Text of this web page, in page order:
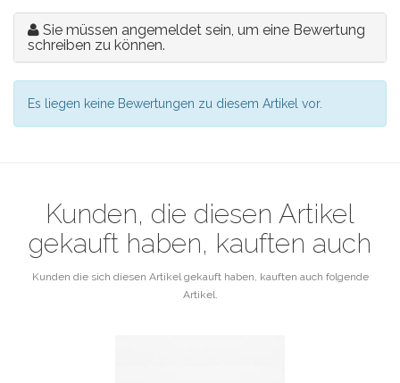
Sie müssen angemeldet sein, um eine Bewertung
schreiben zu können.
Es liegen keine Bewertungen zu diesem Artikel vor.
Kunden, die diesen Artikel
gekauft haben, kauften auch
Kunden die sich diesen Artikel gekauft haben, kauften auch folgende
Artikel.